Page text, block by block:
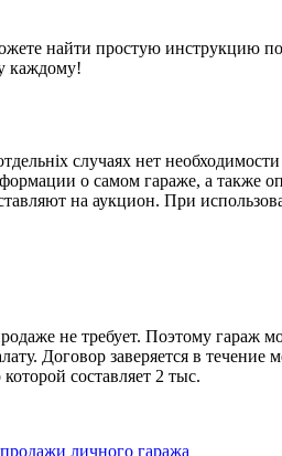
найти простую
каждому!
случаях нет
о самом гараже, а также
на аукцион. При
не требует. Поэтому гараж
Договор заверяется в
составляет 2 тыс.
личного гаража